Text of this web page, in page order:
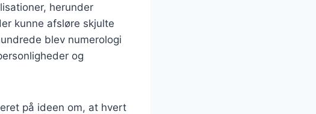
herunder
kunne afsløre skjulte
blev numerologi
og
på ideen om, at hvert